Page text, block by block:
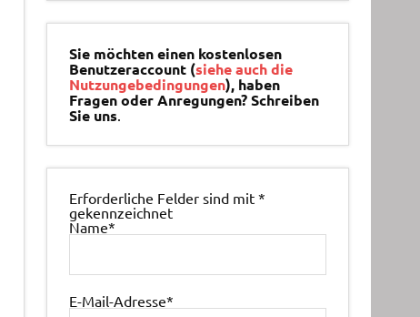
Sie möchten einen kostenlosen
Benutzeraccount (siehe auch die
Nutzungebedingungen), haben
Fragen oder Anregungen? Schreiben
Sie uns.
Erforderliche Felder sind mit*
gekennzeichnet
Name*
E-Mail-Adresse*